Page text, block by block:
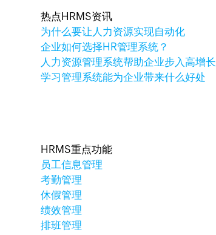
热点HRMS资讯
为什么要让人力资源实现自动化
企业如何选择HR管理系统？
人力资源管理系统帮助企业步入高增长
学习管理系统能为企业带来什么好处
HRMS重点功能
员工信息管理
考勤管理
休假管理
绩效管理
排班管理